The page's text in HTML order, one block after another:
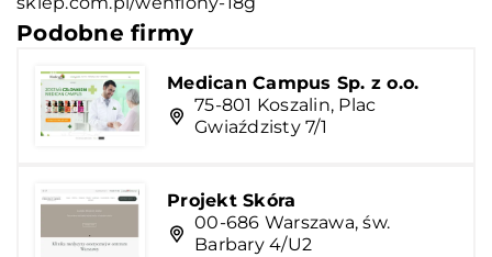
Podobne firmy
Medican Campus Sp. z o.o.
75-801 Koszalin, Plac
Gwiaździsty 7/1
Projekt Skóra
00-686 Warszawa, św.
Barbary 4/U2